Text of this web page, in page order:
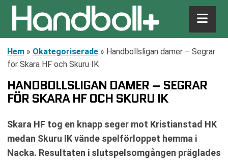
Hem » Okategoriserade » Handbollsligan damer – Segrar
för Skara HF och Skuru IK
HANDBOLLSLIGAN DAMER – SEGRAR
FÖR SKARA HF OCH SKURU IK
Skara HF tog en knapp seger mot Kristianstad HK
medan Skuru IK vände spelförloppet hemma i
Nacka. Resultaten i slutspelsomgången präglades